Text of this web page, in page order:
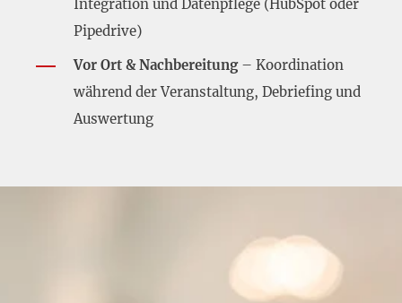
Integration und Datenpflege (HubSpot oder
Pipedrive)
Vor Ort & Nachbereitung– Koordination
während der Veranstaltung, Debriefing und
Auswertung